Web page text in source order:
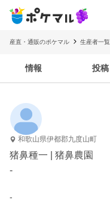
産直・通販のポケマル 生産者一覧
情報 投稿
和歌山県伊都郡九度山町
猪鼻種一 | 猪鼻農園
-
-